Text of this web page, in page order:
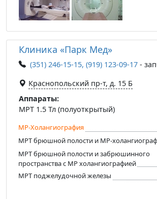
Клиника «Парк Мед»
(351) 246-15-15, (919) 123-09-17 -
Краснопольский пр-т, д. 15 Б
Аппараты:
МРТ 1.5 Тл (полуоткрытый)
МР-Холангиография
МРТ брюшной полости и МР-
МРТ брюшной полости и забрюшинного
пространства с МР холангиографией
МРТ поджелудочной железы